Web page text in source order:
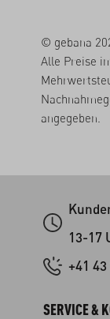
© gebana
Alle Preise
angegeben.
13-17
+41
SERVICE &